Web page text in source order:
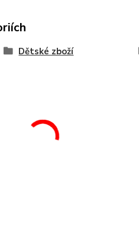
Dětské zboží